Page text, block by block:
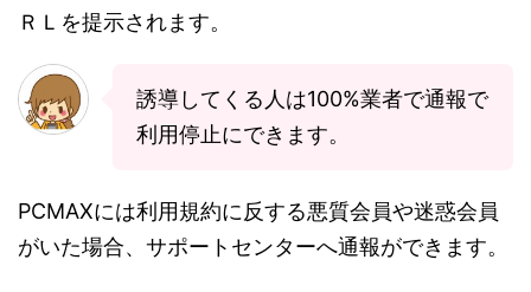
ＲＬを提示されます。
誘導してくる人は100%業者で通報で
利用停止にできます。
PCMAXには利用規約に反する悪質会員や迷惑会員
がいた場合、サポートセンターへ通報ができます。